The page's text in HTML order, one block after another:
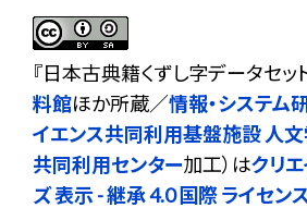
『日本古典籍くずし字データセッ
料館ほか所蔵／情報・システム
イエンス共同利用基盤施設 人
共同利用センター加工）はクリ
ズ 表示 - 継承 4.0 国際 ライセンス